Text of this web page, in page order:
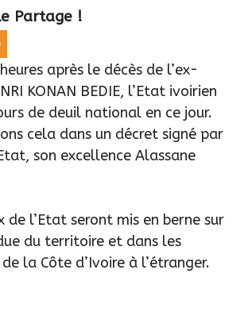
Partage !
après le décès de l’ex-
KONAN BEDIE, l’Etat ivoirien
de deuil national en ce jour.
cela dans un décret signé par
son excellence Alassane
de l’Etat seront mis en berne sur
du territoire et dans les
la Côte d’Ivoire à l’étranger.